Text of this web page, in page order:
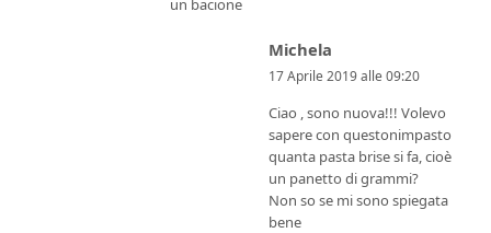
un bacione
Michela
17 Aprile 2019 alle 09:20
Ciao , sono nuova!!! Volevo
sapere con questonimpasto
quanta pasta brise si fa, cioè
un panetto di grammi?
Non so se mi sono spiegata
bene